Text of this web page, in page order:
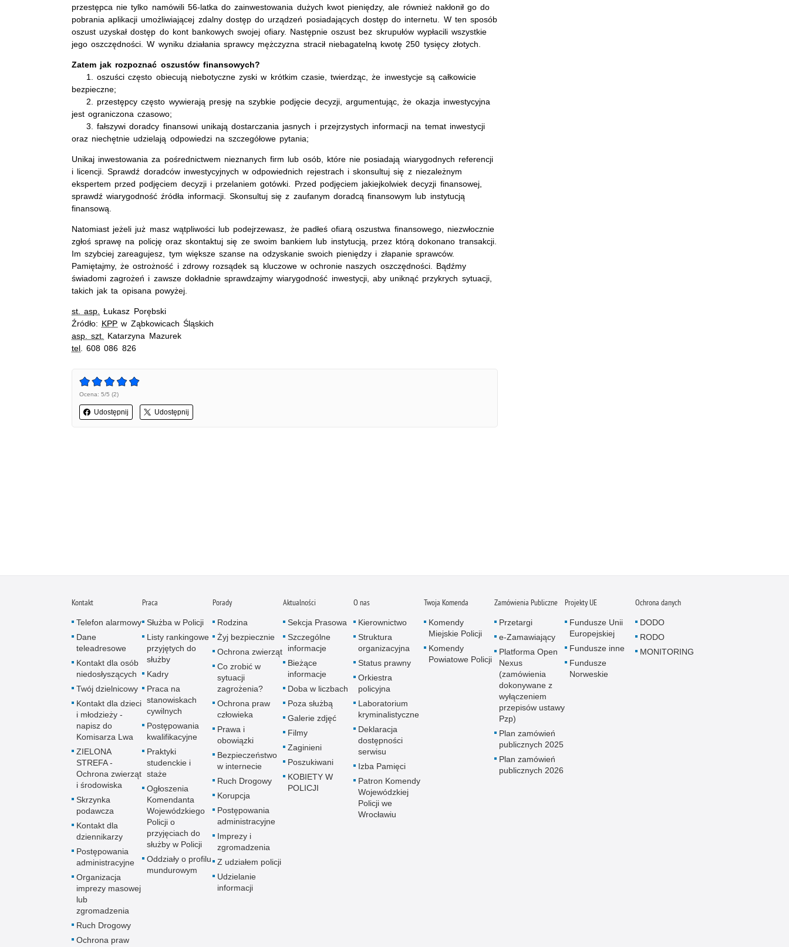
przestępca nie tylko namówili 56-latka do zainwestowania dużych kwot pieniędzy, ale również nakłonił go do
pobrania aplikacji umożliwiającej zdalny dostęp do urządzeń posiadających dostęp do internetu. W ten sposób
oszust uzyskał dostęp do kont bankowych swojej ofiary. Następnie oszust bez skrupułów wypłacili wszystkie
jego oszczędności. W wyniku działania sprawcy mężczyzna stracił niebagatelną kwotę 250 tysięcy złotych.
Zatem jak rozpoznać oszustów finansowych?
1. oszuści często obiecują niebotyczne zyski w krótkim czasie, twierdząc, że inwestycje są całkowicie
bezpieczne;
2. przestępcy często wywierają presję na szybkie podjęcie decyzji, argumentując, że okazja inwestycyjna
jest ograniczona czasowo;
3. fałszywi doradcy finansowi unikają dostarczania jasnych i przejrzystych informacji na temat inwestycji
oraz niechętnie udzielają odpowiedzi na szczegółowe pytania;
Unikaj inwestowania za pośrednictwem nieznanych firm lub osób, które nie posiadają wiarygodnych referencji
i licencji. Sprawdź doradców inwestycyjnych w odpowiednich rejestrach i skonsultuj się z niezależnym
ekspertem przed podjęciem decyzji i przelaniem gotówki. Przed podjęciem jakiejkolwiek decyzji finansowej,
sprawdź wiarygodność źródła informacji. Skonsultuj się z zaufanym doradcą finansowym lub instytucją
finansową.
Natomiast jeżeli już masz wątpliwości lub podejrzewasz, że padłeś ofiarą oszustwa finansowego, niezwłocznie
zgłoś sprawę na policję oraz skontaktuj się ze swoim bankiem lub instytucją, przez którą dokonano transakcji.
Im szybciej zareagujesz, tym większe szanse na odzyskanie swoich pieniędzy i złapanie sprawców.
Pamiętajmy, że ostrożność i zdrowy rozsądek są kluczowe w ochronie naszych oszczędności. Bądźmy
świadomi zagrożeń i zawsze dokładnie sprawdzajmy wiarygodność inwestycji, aby uniknąć przykrych sytuacji,
takich jak ta opisana powyżej.
st. asp.
Łukasz Porębski
Źródło: KPP w Ząbkowicach Śląskich
asp. szt.
Katarzyna Mazurek
tel . 608 086 826
Ocena: 5/5 (2)
Udostępnij Udostępnij
Kontakt
Telefon alarmowy
Dane
teleadresowe
Kontakt dla osób
niedosłyszących
Twój dzielnicowy
Kontakt dla dzieci
i młodzieży -
napisz do
Komisarza Lwa
ZIELONA
STREFA -
Ochrona zwierząt
i środowiska
Skrzynka
podawcza
Kontakt dla
dziennikarzy
Postępowania
administracyjne
Organizacja
imprezy masowej
lub
zgromadzenia
Ruch Drogowy
Ochrona praw
Praca
Służba w Policji
Listy rankingowe
przyjętych do
służby
Kadry
Praca na
stanowiskach
cywilnych
Postępowania
kwalifikacyjne
Praktyki
studenckie i
staże
Ogłoszenia
Komendanta
Wojewódzkiego
Policji o
przyjęciach do
służby w Policji
Oddziały o profilu
mundurowym
Porady
Rodzina
Żyj bezpiecznie
Ochrona zwierząt
Co zrobić w
sytuacji
zagrożenia?
Ochrona praw
człowieka
Prawa i
obowiązki
Bezpieczeństwo
w internecie
Ruch Drogowy
Korupcja
Postępowania
administracyjne
Imprezy i
zgromadzenia
Z udziałem policji
Udzielanie
informacji
Aktualności
Sekcja Prasowa
Szczególne
informacje
Bieżące
informacje
Doba w liczbach
Poza służbą
Galerie zdjęć
Filmy
Zaginieni
Poszukiwani
KOBIETY W
POLICJI
O nas
Kierownictwo
Struktura
organizacyjna
Status prawny
Orkiestra
policyjna
Laboratorium
kryminalistyczne
Deklaracja
dostępności
serwisu
Izba Pamięci
Patron Komendy
Wojewódzkiej
Policji we
Wrocławiu
Twoja Komenda
Komendy
Miejskie Policji
Komendy
Powiatowe Policji
Zamówienia Publiczne
Przetargi
e-Zamawiający
Platforma Open
Nexus
(zamówienia
dokonywane z
wyłączeniem
przepisów ustawy
Pzp)
Plan zamówień
publicznych 2025
Plan zamówień
publicznych 2026
Projekty UE
Fundusze Unii
Europejskiej
Fundusze inne
Fundusze
Norweskie
Ochrona danych
DODO
RODO
MONITORING